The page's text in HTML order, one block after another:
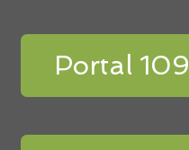
Portal 109